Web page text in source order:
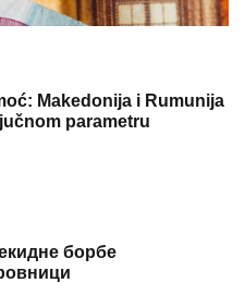
Makedonija i Rumunija
parametru
борбе